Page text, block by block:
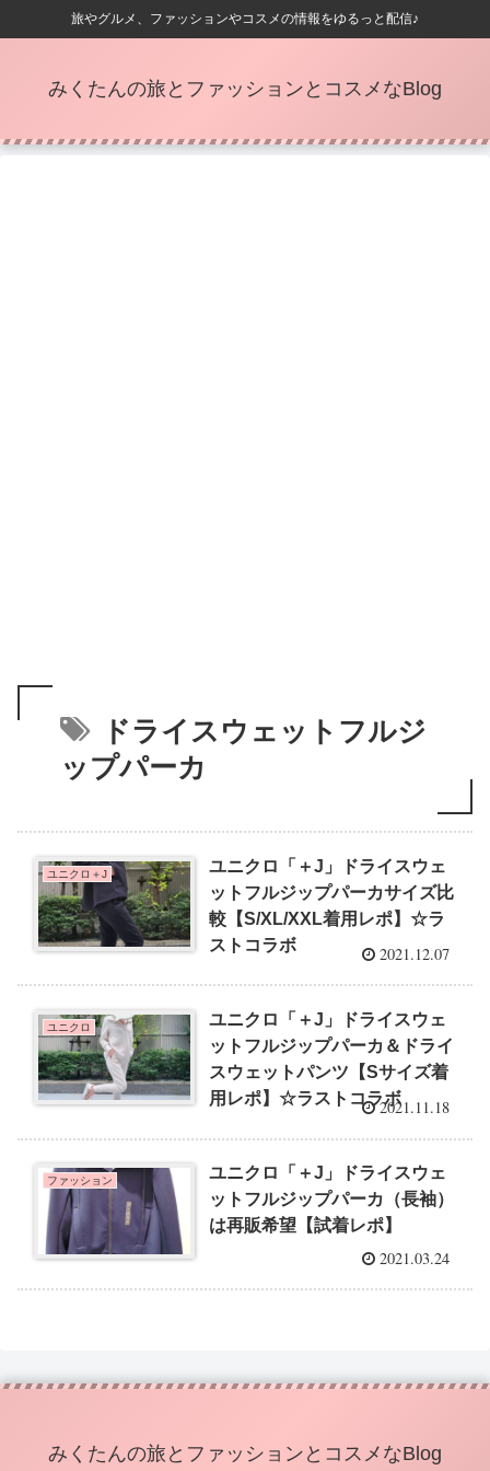
旅やグルメ、ファッションやコスメの情報をゆるっと配信♪
みくたんの旅とファッションとコスメなBlog
ドライスウェットフルジ
ップパーカ
ユニクロ＋J
ユニクロ「＋J」ドライスウェ
ットフルジップパーカサイズ比
較【S/XL/XXL着用レポ】☆ラ
ストコラボ
2021.12.07
ユニクロ
ユニクロ「＋J」ドライスウェ
ットフルジップパーカ＆ドライ
スウェットパンツ【Sサイズ着
用レポ】☆ラストコラボ2021.11.18
ファッション
ユニクロ「＋J」ドライスウェ
ットフルジップパーカ（長袖）
は再販希望【試着レポ】
2021.03.24
みくたんの旅とファッションとコスメなBlog